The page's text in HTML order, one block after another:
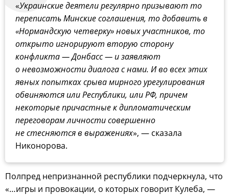
«Украинские деятели регулярно призывают то
переписать Минские соглашения, то добавить в
«Нормандскую четверку» новых участников, то
открыто игнорируют вторую сторону
конфликта — Донбасс — и заявляют
о невозможности диалога с нами. И во всех этих
явных попытках срыва мирного урегулирования
обвиняются или Республики, или РФ, причем
некоторые причастные к дипломатическим
переговорам личности совершенно
не стесняются в выражениях», — сказала
Никонорова.
Полпред непризнанной республики подчеркнула, что
«…игры и провокации, о которых говорит Кулеба, —